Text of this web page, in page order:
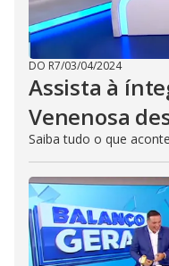
DO R7/03/04/2024
Assista à
Venenosa
Saiba tudo o que